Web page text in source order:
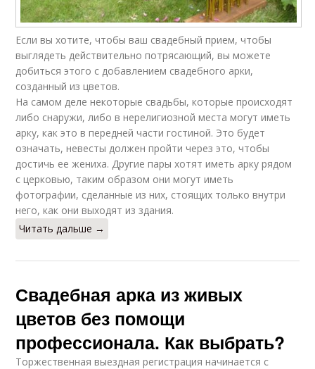
Если вы хотите, чтобы ваш свадебный прием, чтобы
выглядеть действительно потрясающий, вы можете
добиться этого с добавлением свадебного арки,
созданный из цветов.
На самом деле некоторые свадьбы, которые происходят
либо снаружи, либо в нерелигиозной места могут иметь
арку, как это в передней части гостиной. Это будет
означать, невесты должен пройти через это, чтобы
достичь ее жениха. Другие пары хотят иметь арку рядом
с церковью, таким образом они могут иметь
фотографии, сделанные из них, стоящих только внутри
него, как они выходят из здания.
Читать дальше →
Свадебная арка из живых
цветов без помощи
профессионала. Как выбрать?
Торжественная выездная регистрация начинается с